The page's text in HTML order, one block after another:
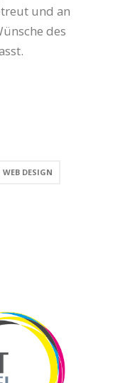
und an
des
WEB DESIGN